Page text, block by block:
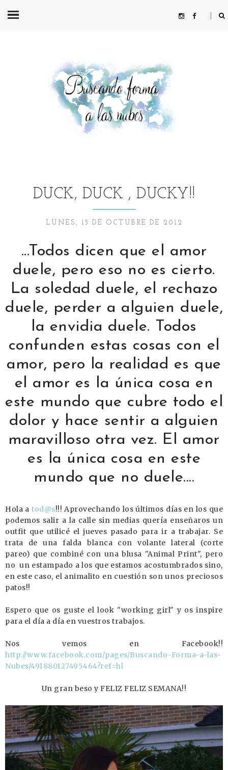
DUCK, DUCK , DUCKY!!
LUNES, 15 DE OCTUBRE DE 2012
...Todos dicen que el amor
duele, pero eso no es cierto.
La soledad duele, el rechazo
duele, perder a alguien duele,
la envidia duele. Todos
confunden estas cosas con el
amor, pero la realidad es que
el amor es la única cosa en
este mundo que cubre todo el
dolor y hace sentir a alguien
maravilloso otra vez. El amor
es la única cosa en este
mundo que no duele....
Hola atod@s!!! Aprovechando los últimos días en los que
podemos salir a la calle sin medias quería enseñaros un
outfit que utilicé el jueves pasado para ir a trabajar. Se
trata de una falda blanca con volante lateral (corte
pareo) que combiné con una blusa "Animal Print", pero
no un estampado a los que estamos acostumbrados sino,
en este caso, el animalito en cuestión son unos preciosos
patos!!
Espero que os guste el look "working girl" y os inspire
para el día a día en vuestros trabajos.
Nos vemos en Facebook!!
http://www.facebook.com/pages/Buscando-Forma-a-las-
Nubes/491880127495464?ref=hl
Un gran beso y FELIZ FELIZ SEMANA!!